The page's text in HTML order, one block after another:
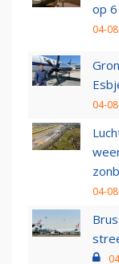
op
04-
04-
04-